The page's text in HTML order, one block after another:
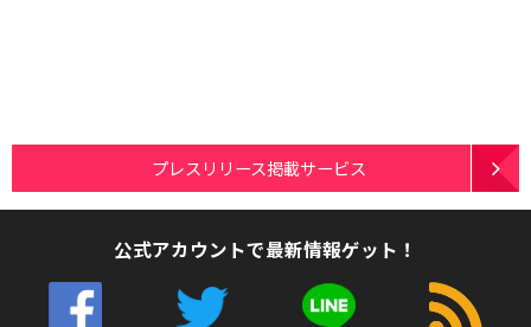
プレスリリース掲載サービス
公式アカウントで最新情報ゲット！